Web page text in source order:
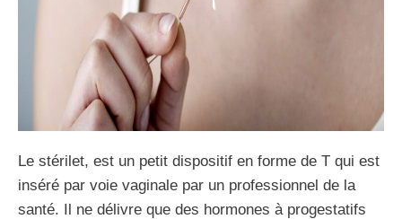
Le stérilet, est un petit dispositif en forme de T qui est
inséré par voie vaginale par un professionnel de la
santé. Il ne délivre que des hormones à progestatifs